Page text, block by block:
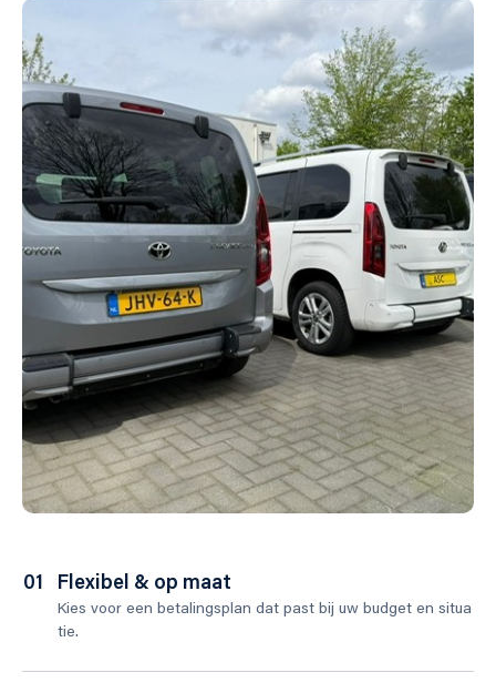
Adres
Boschdijk 878
5627 AB Eindhoven
Openingstijden
Ma – vrij: 10.00 – 17.00 uur
Zaterdag:10.00 – 15.00 uur
Alleen op afspraak
01 Flexibel & op maat
Kies voor een betalingsplan dat past bij uw budget en situa
tie.